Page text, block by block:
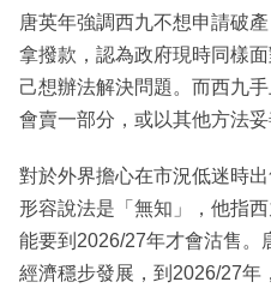
唐英年強調西九不想申請破
拿撥款，認為政府現時同樣
己想辦法解決問題。而西九
會賣一部分，或以其他方法妥
對於外界擔心在市況低迷時
形容說法是「無知」，他指
能要到2026/27年才會沽售。
經濟穩步發展，到2026/27年